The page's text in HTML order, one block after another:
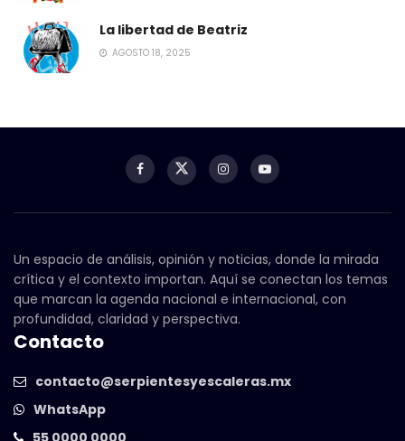
La libertad de Beatriz
AGOSTO 18, 2025
Un espacio de análisis, opinión y noticias, donde la mirada
crítica y el contexto importan. Aquí se conectan los temas
que marcan la agenda nacional e internacional, con
profundidad, claridad y perspectiva.
Contacto
contacto@serpientesyescaleras.mx
WhatsApp
55 0000 0000